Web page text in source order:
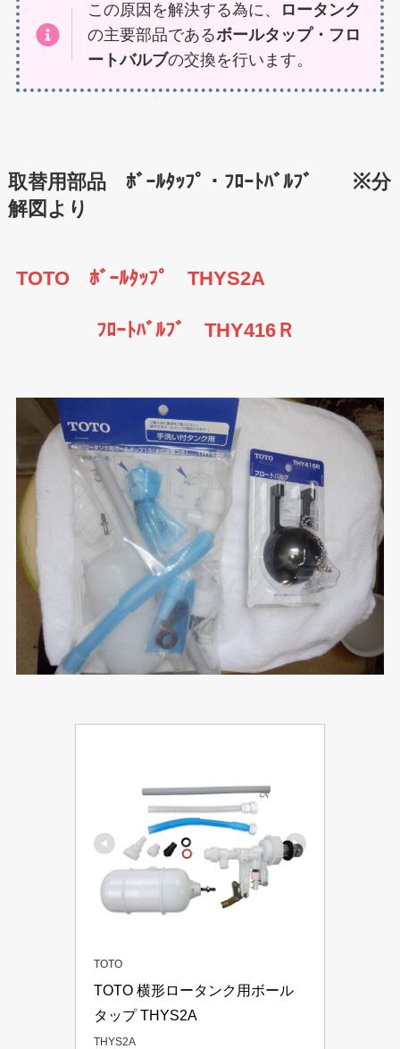
この原因を解決する為に、
ロータンク
の主要部品であるボールタップ・フロ
ートバルブの交換を行います。
取替用部品 ﾎﾞｰﾙﾀｯﾌﾟ・ﾌﾛｰﾄﾊﾞﾙﾌﾞ ※分
解図より
TOTO ﾎﾞｰﾙﾀｯﾌﾟ THYS2A
ﾌﾛｰﾄﾊﾞﾙﾌﾞ THY416Ｒ
TOTO
TOTO 横形ロータンク用ボール
タップ THYS2A
THYS2A